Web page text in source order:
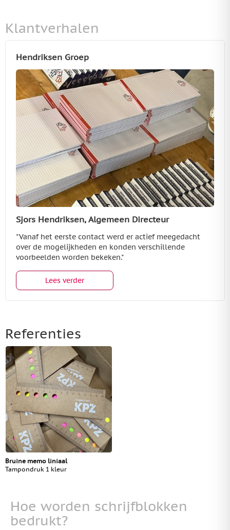
Hoe worden schrijfblokken
bedrukt?
Referenties
Bruine memo liniaal
Tampondruk 1 kleur
Klantverhalen
Hendriksen Groep
Sjors Hendriksen, Algemeen Directeur
"Vanaf het eerste contact werd er actief meegedacht
over de mogelijkheden en konden verschillende
voorbeelden worden bekeken."
Lees verder